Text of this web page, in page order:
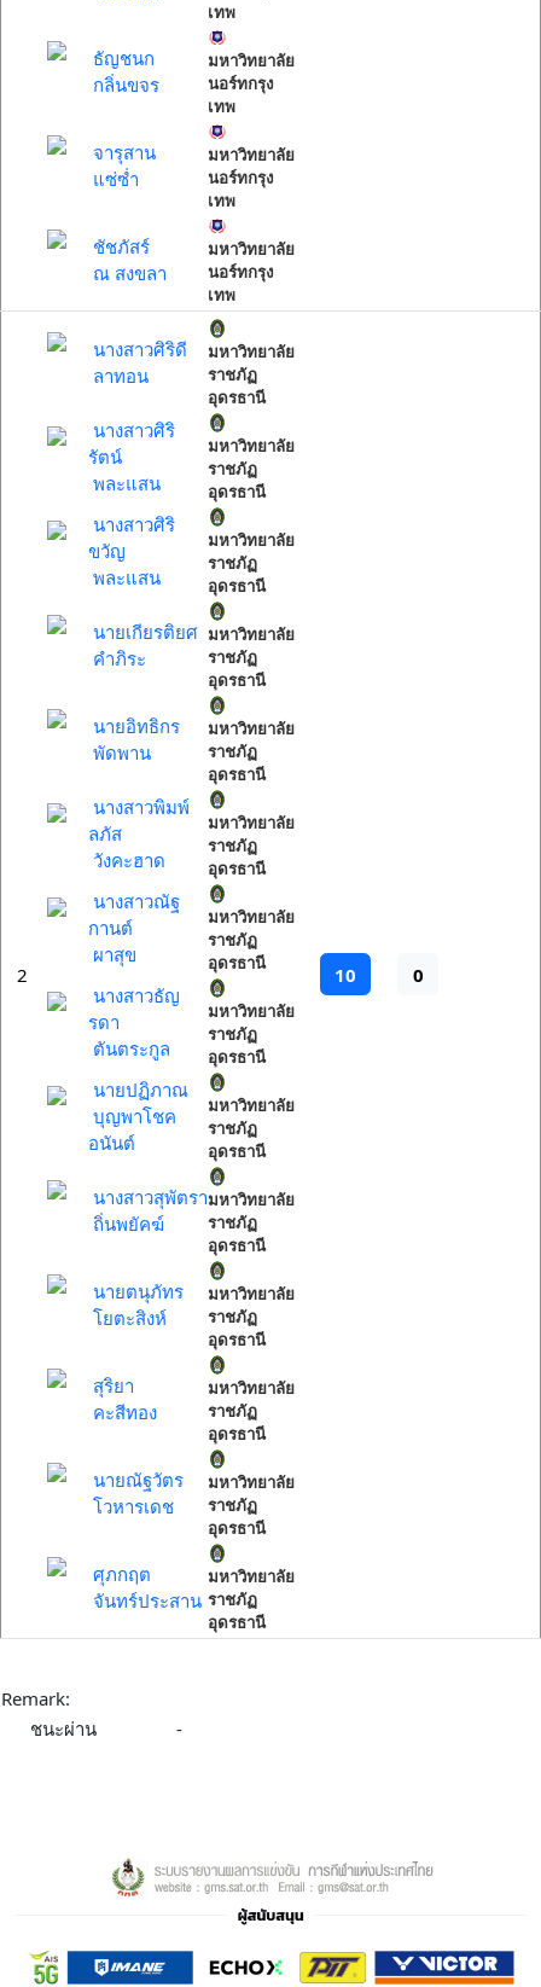
เทพ
ธัญชนก
กลิ่นขจร
มหาวิทยาลัย
นอร์ทกรุง
เทพ
จารุสาน
แซ่ซ่ำ
มหาวิทยาลัย
นอร์ทกรุง
เทพ
ชัชภัสร์
ณ สงขลา
มหาวิทยาลัย
นอร์ทกรุง
เทพ
2
นางสาวศิริดี
ลาทอน
มหาวิทยาลัย
ราชภัฏ
อุดรธานี
นางสาวศิริ
รัตน์
พละแสน
มหาวิทยาลัย
ราชภัฏ
อุดรธานี
นางสาวศิริ
ขวัญ
พละแสน
มหาวิทยาลัย
ราชภัฏ
อุดรธานี
นายเกียรติยศ
คำภิระ
มหาวิทยาลัย
ราชภัฏ
อุดรธานี
นายอิทธิกร
พัดพาน
มหาวิทยาลัย
ราชภัฏ
อุดรธานี
นางสาวพิมพ์
ลภัส
วังคะฮาด
มหาวิทยาลัย
ราชภัฏ
อุดรธานี
นางสาวณัฐ
กานต์
ผาสุข
มหาวิทยาลัย
ราชภัฏ
อุดรธานี
นางสาวธัญ
รดา
ตันตระกูล
มหาวิทยาลัย
ราชภัฏ
อุดรธานี
นายปฏิภาณ
บุญพาโชค
อนันต์
มหาวิทยาลัย
ราชภัฏ
อุดรธานี
นางสาวสุพัตรา
ถิ่นพยัคฆ์
มหาวิทยาลัย
ราชภัฏ
อุดรธานี
นายตนุภัทร
โยตะสิงห์
มหาวิทยาลัย
ราชภัฏ
อุดรธานี
สุริยา
คะสีทอง
มหาวิทยาลัย
ราชภัฏ
อุดรธานี
นายณัฐวัตร
โวหารเดช
มหาวิทยาลัย
ราชภัฏ
อุดรธานี
ศุภกฤต
จันทร์ประสาน
มหาวิทยาลัย
ราชภัฏ
อุดรธานี
10 0
Remark:
ชนะผ่าน
-